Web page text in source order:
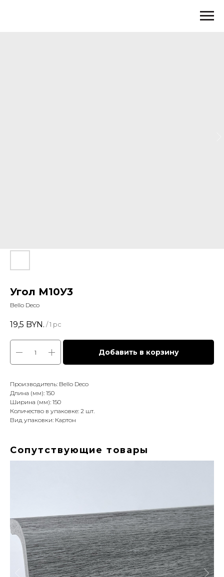
Угол М10У3
Bello Deco
19,5 BYN. / 1 pc
Добавить в корзину
Производитель: Bello Deco
Длина (мм): 150
Ширина (мм): 150
Количество в упаковке: 2 шт.
Вид упаковки: Картон
Сопутствующие товары